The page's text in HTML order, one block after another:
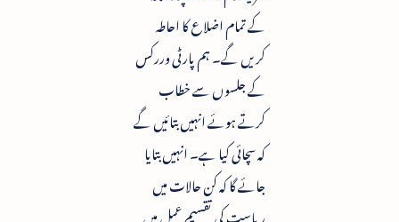
کے تمام اضلاع کا احاطہ
کریں گے۔ ہم پارٹی وررکس
کے جلسوں سے خطاب
کرتے ہوئے انہیں بتائیں گے
کہ سچائی کیا ہے۔ انہیں بتایا
جائے گا کہ کن حالات میں
ریاست کی تقسیم عمل میں